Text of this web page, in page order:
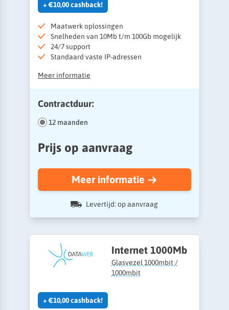
+ €10,00 cashback!
Maatwerk oplossingen
Snelheden van 10Mb t/m 100Gb mogelijk
24/7 support
Standaard vaste IP-adressen
Meer informatie
Contractduur:
12 maanden
Prijs op aanvraag
Meer informatie
Levertijd: op aanvraag
Internet 1000Mb
Glasvezel 1000mbit /
1000mbit
+ €10,00 cashback!